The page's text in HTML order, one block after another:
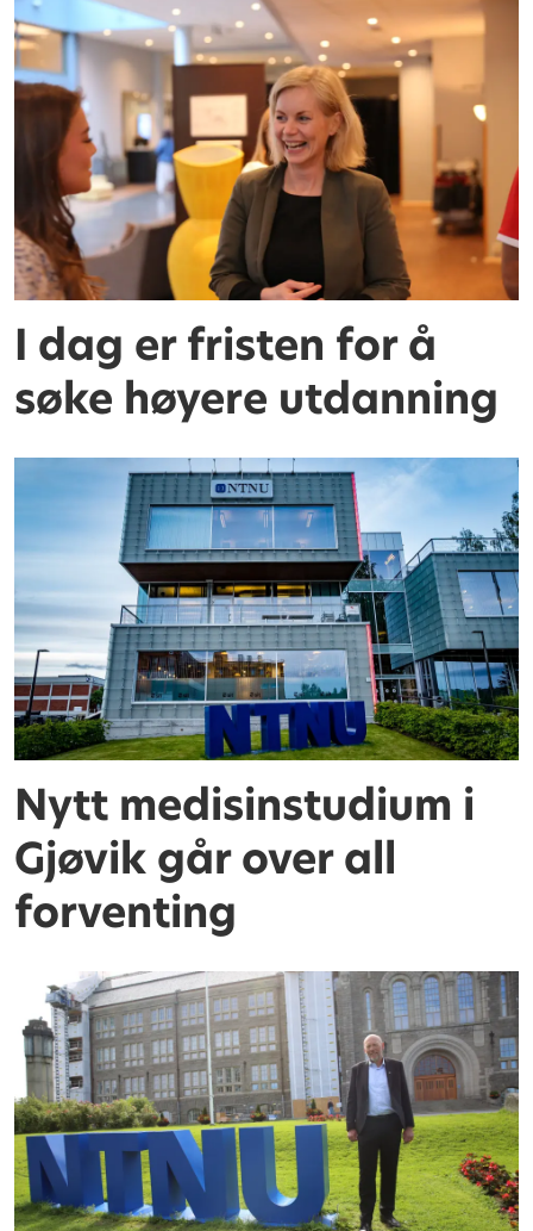
I dag er fristen for å
søke høyere utdanning
Nytt medisinstudium i
Gjøvik går over all
forventing